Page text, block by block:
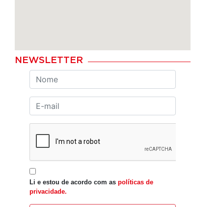
NEWSLETTER
Li e estou de acordo com as políticas de
privacidade.